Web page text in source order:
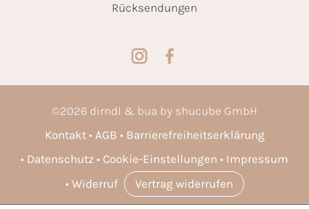
Rücksendungen
©2026 dirndl & bua by shucube GmbH
Kontakt
AGB
Barrierefreiheitserklärung
Datenschutz
Cookie-Einstellungen
Impressum
Widerruf
Vertrag widerrufen